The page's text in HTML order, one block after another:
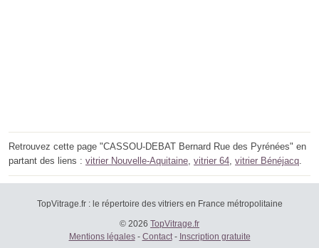
Retrouvez cette page "CASSOU-DEBAT Bernard Rue des Pyrénées" en
partant des liens : vitrier Nouvelle-Aquitaine vitrier 64 vitrier Bénéjacq
TopVitrage.fr : le répertoire des vitriers en France métropolitaine
© 2026 TopVitrage.fr
Mentions légales- Contact- Inscription gratuite